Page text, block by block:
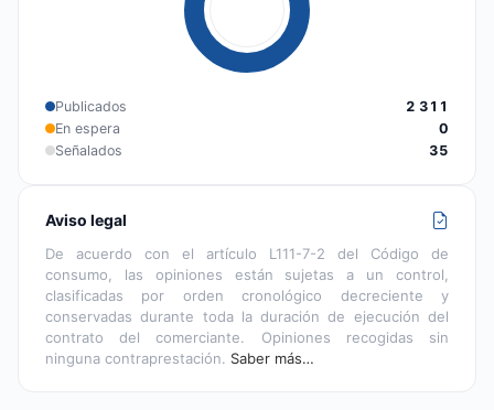
Publicados
2 311
En espera
0
Señalados
35
Aviso legal
De acuerdo con el artículo L111-7-2 del Código de
consumo, las opiniones están sujetas a un control,
clasificadas por orden cronológico decreciente y
conservadas durante toda la duración de ejecución del
contrato del comerciante. Opiniones recogidas sin
ninguna contraprestación. Saber más…